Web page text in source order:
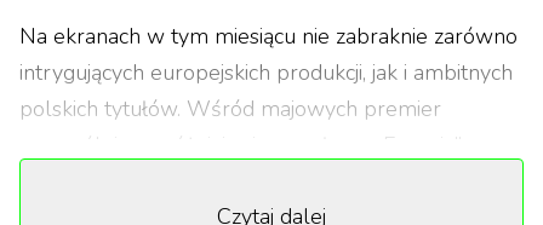
Na ekranach w tym miesiącu nie zabraknie zarówno
intrygujących europejskich produkcji, jak i ambitnych
polskich tytułów. Wśród majowych premier
szczególnie wyróżniają się zmysłowa „Erupcja” z
medytacyjna „Milcząca przyjaciółka”, dokumentalne
Czytaj dalej